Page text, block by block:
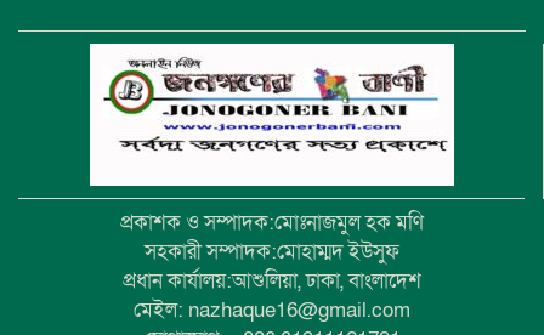
উচ্চ বিদ্যালয়ের ৮১তম বার্ষিক ক্রীড়া
প্রকাশক ও সম্পাদক:মোঃনাজমুল হক মণি
সহকারী সম্পাদক:মোহাম্মদ ইউসুফ
প্রধান কার্যালয়:আশুলিয়া, ঢাকা, বাংলাদেশ
মেইল: nazhaque16@gmail.com